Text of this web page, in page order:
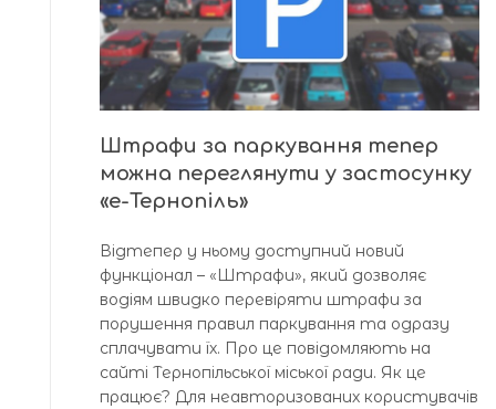
Штрафи за паркування тепер
можна переглянути у застосунку
«е-Тернопіль»
Відтепер у ньому доступний новий
функціонал – «Штрафи», який дозволяє
водіям швидко перевіряти штрафи за
порушення правил паркування та одразу
сплачувати їх. Про це повідомляють на
сайті Тернопільської міської ради. Як це
працює? Для неавторизованих користувачів